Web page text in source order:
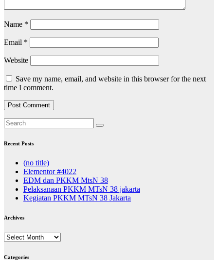
Name *
Email *
Website
Save my name, email, and website in this browser for the next
time I comment.
Recent Posts
(no title)
Elementor #4022
EDM dan PKKM MtsN 38
Pelaksanaan PKKM MTsN 38 jakarta
Kegiatan PKKM MTsN 38 Jakarta
Archives
Archives
Categories